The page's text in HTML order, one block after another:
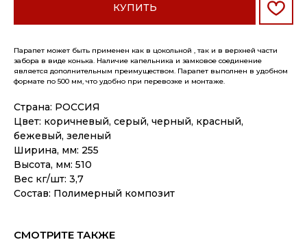
КУПИТЬ
Парапет может быть применен как в цокольной , так и в верхней части
забора в виде конька. Наличие капельника и замковое соединение
является дополнительным преимуществом. Парапет выполнен в удобном
формате по 500 мм, что удобно при перевозке и монтаже.
Страна: РОССИЯ
Цвет: коричневый, серый, черный, красный,
бежевый, зеленый
Ширина, мм: 255
Высота, мм: 510
Вес кг/шт: 3,7
Состав: Полимерный композит
СМОТРИТЕ ТАКЖЕ